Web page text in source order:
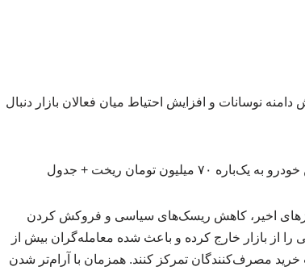
خودرو امروز پنجشنبه ۲۱ خردادماه ۱۴۰۵ با کاهش دامنه نوسانات و افزایش احتیاط میان فعالان بازار دنبال
اخیر، کاهش ریسک‌های سیاسی و فروکش کردن
از بازار خارج کرده و باعث شده معامله‌گران بیش از
مصرف‌کنندگان تمرکز کنند. همزمان با آرام‌تر شدن